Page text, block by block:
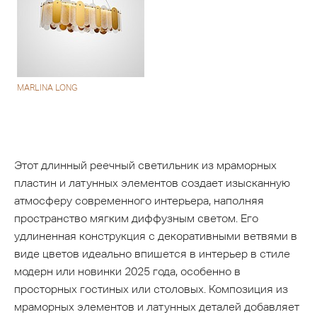
MARLINA LONG
Этот длинный реечный светильник из мраморных
пластин и латунных элементов создает изысканную
атмосферу современного интерьера, наполняя
пространство мягким диффузным светом. Его
удлиненная конструкция с декоративными ветвями в
виде цветов идеально впишется в интерьер в стиле
модерн или новинки 2025 года, особенно в
просторных гостиных или столовых. Композиция из
мраморных элементов и латунных деталей добавляет